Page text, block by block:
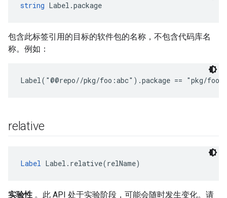
string Label.package
包含此标签引用的目标的软件包的名称，不包含代码库名
称。例如：
Label("@@repo//pkg/foo:abc").package == "pkg/foo"
relative
Label Label.relative(relName)
实验性 。此 API 处于实验阶段，可能会随时发生变化。请